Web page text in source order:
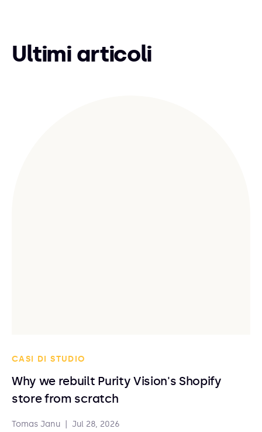
Ultimi articoli
CASI DI STUDIO
Why we rebuilt Purity Vision's Shopify
store from scratch
Tomas Janu Jul 28, 2026